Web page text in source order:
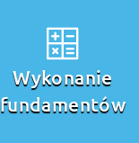
Wykonanie
fundamentów